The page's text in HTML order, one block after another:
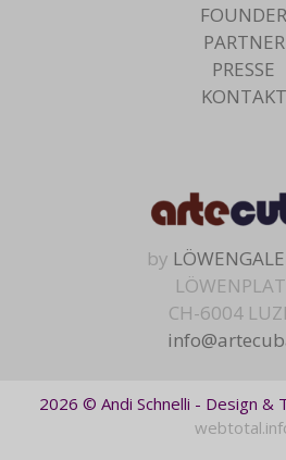
FOUNDER
PARTNER
PRESSE
KONTAKT
by
CH-6004
2026 © Andi Schnelli - Design &